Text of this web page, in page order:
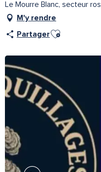
Le Mourre Blanc, secteur
M'y rendre
PartagerAjouter aux